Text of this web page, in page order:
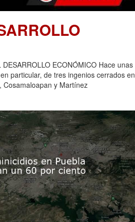
ECONÓMICO Hace unas
particular, de tres ingenios cerrados en
Cosamaloapan y Martínez